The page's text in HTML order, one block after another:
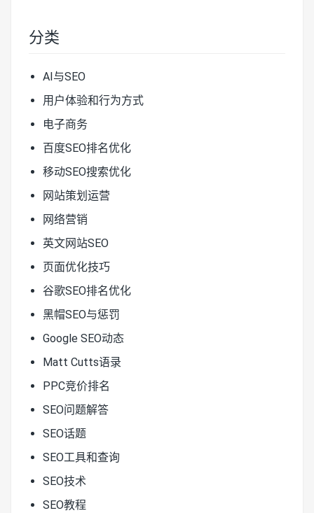
分类
AI与SEO
用户体验和行为方式
电子商务
百度SEO排名优化
移动SEO搜索优化
网站策划运营
网络营销
英文网站SEO
页面优化技巧
谷歌SEO排名优化
黑帽SEO与惩罚
Google SEO动态
Matt Cutts语录
PPC竞价排名
SEO问题解答
SEO话题
SEO工具和查询
SEO技术
SEO教程